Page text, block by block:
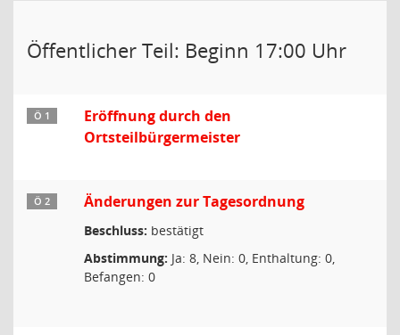
Öffentlicher Teil: Beginn 17:00 Uhr
Ö 1
Eröffnung durch den
Ortsteilbürgermeister
Ö 2 Änderungen zur Tagesordnung
Beschluss: bestätigt
Abstimmung: Ja: 8, Nein: 0, Enthaltung: 0,
Befangen: 0